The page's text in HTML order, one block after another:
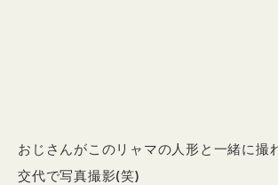
おじさんがこのリャマの人形と一緒に撮
交代で写真撮影(笑)